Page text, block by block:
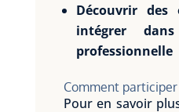
Découvrir
intégrer
professionnelle
Comment participer
Pour en savoir